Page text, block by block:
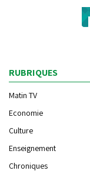
RUBRIQUES
Matin TV
Economie
Culture
Enseignement
Chroniques